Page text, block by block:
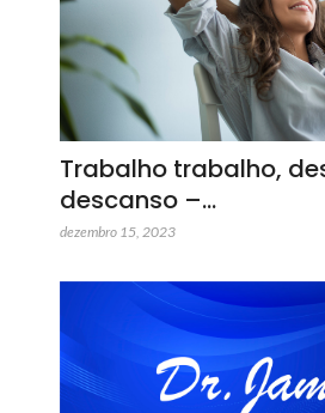
Trabalho trabalho,
descanso –…
dezembro 15, 2023